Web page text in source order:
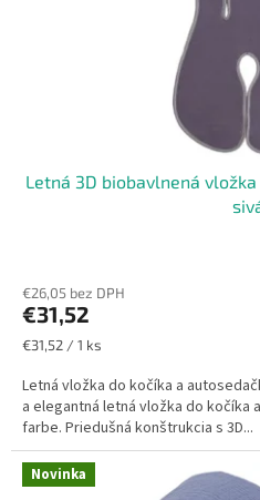
s
g
a
e
n
Letná 3D biobavlnená
€26,05 bez DPH
€31,52
Jednotková
€31,52 / 1 ks
Letná vložka do kočíka a
a elegantná letná vložka do kočíka
farbe. Priedušná konštrukcia s 3D...
Novinka